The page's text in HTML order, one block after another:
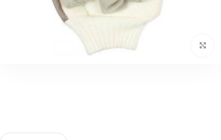
بزرگنمایی تصویر